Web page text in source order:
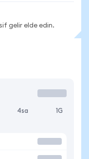
gelir elde edin.
4sa 1G